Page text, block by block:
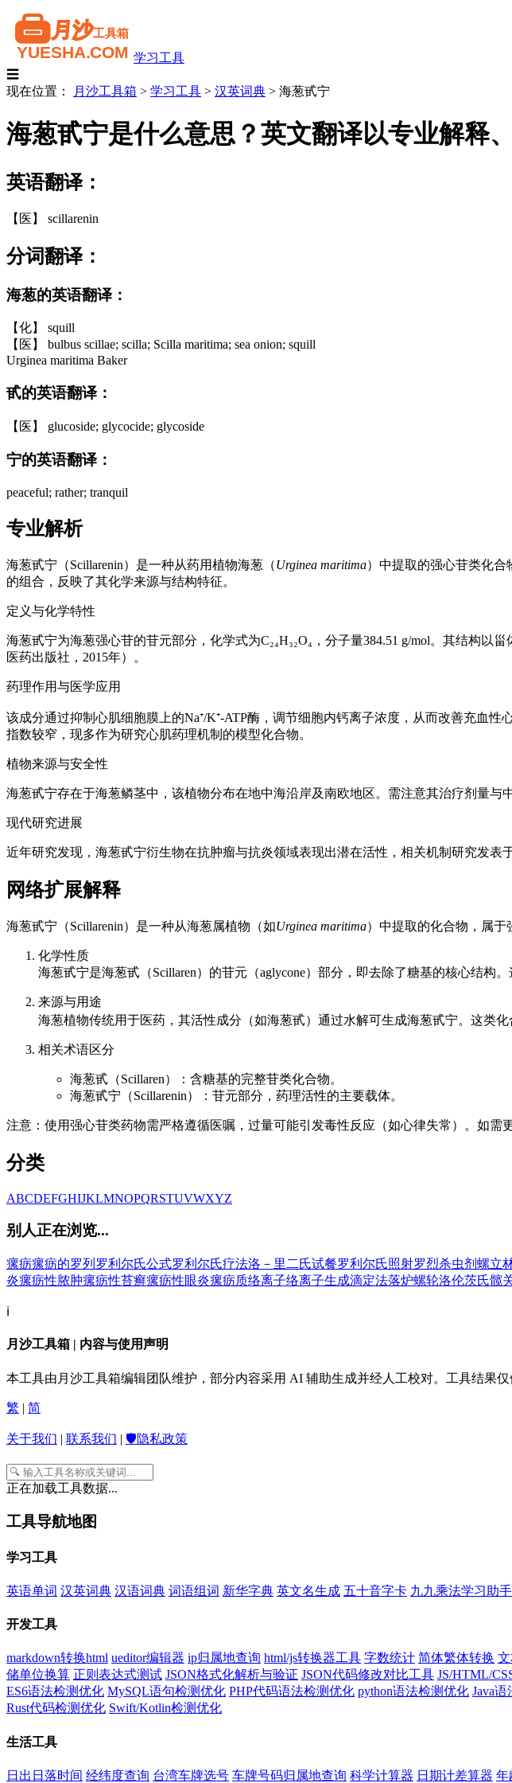
学习工具
☰
现在位置：
月沙工具箱 > 学习工具 > 汉英词典 > 海葱甙宁
海葱甙宁是什么意思？英文翻译以专业解释
英语翻译：
【医】 scillarenin
分词翻译：
海葱的英语翻译：
【化】 squill
【医】 bulbus scillae; scilla; Scilla maritima; sea onion; squill
Urginea maritima Baker
甙的英语翻译：
【医】 glucoside; glycocide; glycoside
宁的英语翻译：
peaceful; rather; tranquil
专业解析
海葱甙宁（Scillarenin）是一种从药用植物海葱（Urginea maritima）中提取的强心苷类化合
的组合，反映了其化学来源与结构特征。
定义与化学特性
海葱甙宁为海葱强心苷的苷元部分，化学式为C₂₄H₃₂O₄，分子量384.51 g/mol。其结构
医药出版社，2015年）。
药理作用与医学应用
该成分通过抑制心肌细胞膜上的Na⁺/K⁺-ATP酶，调节细胞内钙离子浓度，从而改善充血
指数较窄，现多作为研究心肌药理机制的模型化合物。
植物来源与安全性
海葱甙宁存在于海葱鳞茎中，该植物分布在地中海沿岸及南欧地区。需注意其治疗剂量与
现代研究进展
近年研究发现，海葱甙宁衍生物在抗肿瘤与抗炎领域表现出潜在活性，相关机制研究发表
网络扩展解释
海葱甙宁（Scillarenin）是一种从海葱属植物（如Urginea maritima）中提取的化合物，属于
化学性质
海葱甙宁是海葱甙（Scillaren）的苷元（aglycone）部分，即去除了糖基的核心结构
来源与用途
海葱植物传统用于医药，其活性成分（如海葱甙）通过水解可生成海葱甙宁。这类化
相关术语区分
海葱甙（Scillaren）：含糖基的完整苷类化合物。
海葱甙宁（Scillarenin）：苷元部分，药理活性的主要载体。
注意：使用强心苷类药物需严格遵循医嘱，过量可能引发毒性反应（如心律失常）。如需
分类
ABCDEFGHIJKLMNOPQRSTUVWXYZ
别人正在浏览...
瘰疬瘰疬的罗列 罗利尔氏公式罗利尔氏疗法洛－里二氏试餐罗利尔氏照射罗烈杀虫剂 螺立
炎瘰疬性脓肿瘰疬性苔癣瘰疬性眼炎瘰疬质络离子络离子生成滴定法落炉螺轮洛伦茨氏髋
ℹ️
月沙工具箱 | 内容与使用声明
本工具由月沙工具箱编辑团队维护，部分内容采用 AI 辅助生成并经人工校对。工具结果仅
繁 | 简
关于我们 | 联系我们 | 🛡️隐私政策
正在加载工具数据...
工具导航地图
学习工具
英语单词 汉英词典 汉语词典 词语组词 新华字典 英文名生成 五十音字卡 九九乘法学习助手
开发工具
markdown转换html ueditor编辑器 ip归属地查询 html/js转换器工具 字数统计 简体繁体转换
储单位换算 正则表达式测试 JSON格式化解析与验证 JSON代码修改对比工具 JS/HTML/
ES6语法检测优化 MySQL语句检测优化 PHP代码语法检测优化 python语法检测优化 Java
Rust代码检测优化 Swift/Kotlin检测优化
生活工具
日出日落时间 经纬度查询 台湾车牌选号 车牌号码归属地查询 科学计算器 日期计差算器 年